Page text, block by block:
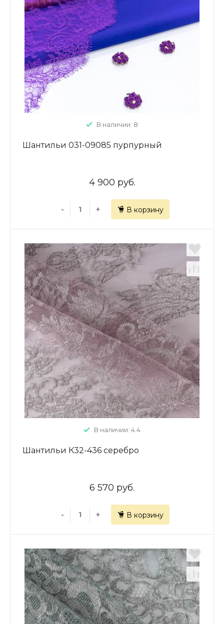
В наличии: 8
Шантильи 031-09085 пурпурный
4 900 руб.
- + В корзину
В наличии: 4.4
Шантильи К32-436 серебро
6 570 руб.
- + В корзину